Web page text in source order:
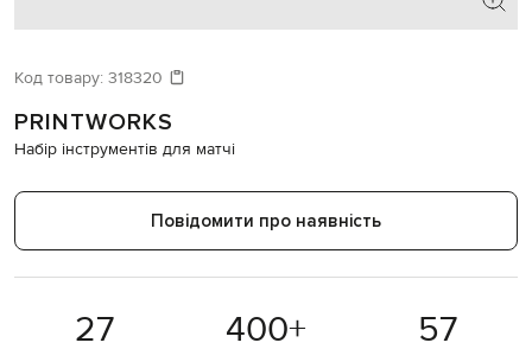
Код товару: 318320
PRINTWORKS
Набір інструментів для матчі
Повідомити про наявність
27 400+ 57